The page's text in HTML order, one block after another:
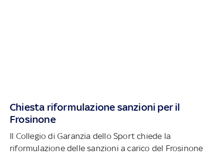
Chiesta riformulazione sanzioni per il
Frosinone
Il Collegio di Garanzia dello Sport chiede la
riformulazione delle sanzioni a carico del Frosinone